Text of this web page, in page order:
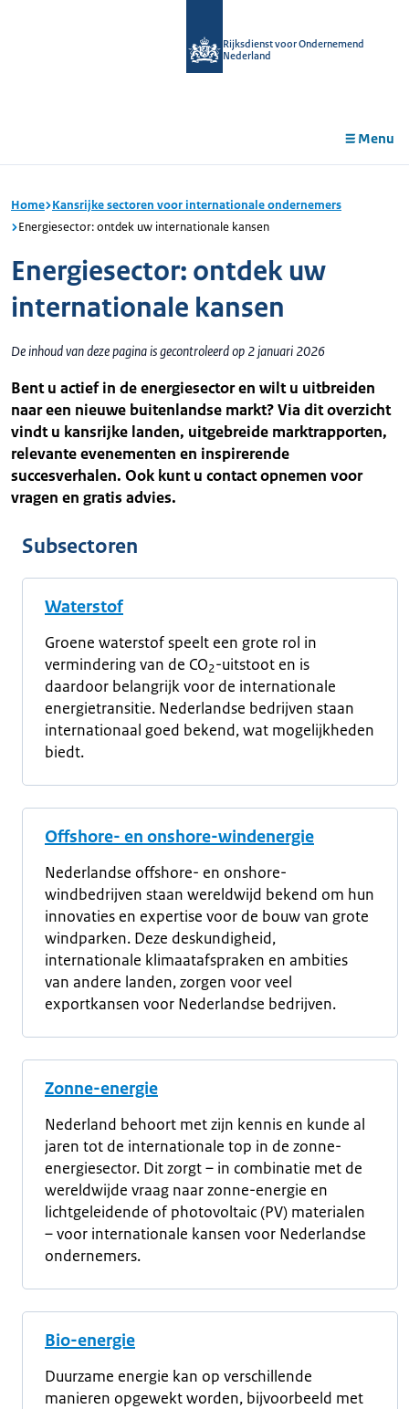
Rijksdienst voor Ondernemend
Nederland
Menu
Home Kansrijke sectoren voor internationale ondernemers
Energiesector: ontdek uw internationale kansen
Energiesector: ontdek uw
internationale kansen
De inhoud van deze pagina is gecontroleerd op 2 januari 2026
Bent u actief in de energiesector en wilt u uitbreiden
naar een nieuwe buitenlandse markt? Via dit overzicht
vindt u kansrijke landen, uitgebreide marktrapporten,
relevante evenementen en inspirerende
succesverhalen. Ook kunt u contact opnemen voor
vragen en gratis advies.
Subsectoren
Waterstof
Groene waterstof speelt een grote rol in
vermindering van de CO2-uitstoot en is
daardoor belangrijk voor de internationale
energietransitie. Nederlandse bedrijven staan
internationaal goed bekend, wat mogelijkheden
biedt.
Offshore- en onshore-windenergie
Nederlandse offshore- en onshore-
windbedrijven staan wereldwijd bekend om hun
innovaties en expertise voor de bouw van grote
windparken. Deze deskundigheid,
internationale klimaatafspraken en ambities
van andere landen, zorgen voor veel
exportkansen voor Nederlandse bedrijven.
Zonne-energie
Nederland behoort met zijn kennis en kunde al
jaren tot de internationale top in de zonne-
energiesector. Dit zorgt – in combinatie met de
wereldwijde vraag naar zonne-energie en
lichtgeleidende of photovoltaic (PV) materialen
– voor internationale kansen voor Nederlandse
ondernemers.
Bio-energie
Duurzame energie kan op verschillende
manieren opgewekt worden, bijvoorbeeld met